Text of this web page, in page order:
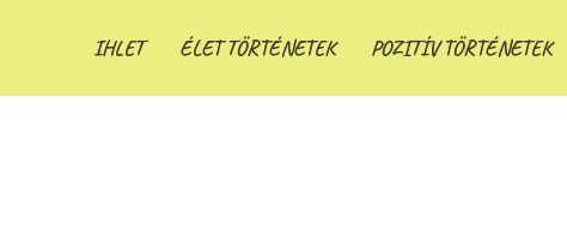
IHLET ÉLET TÖRTÉNETEK POZITÍV TÖRTÉNETEK